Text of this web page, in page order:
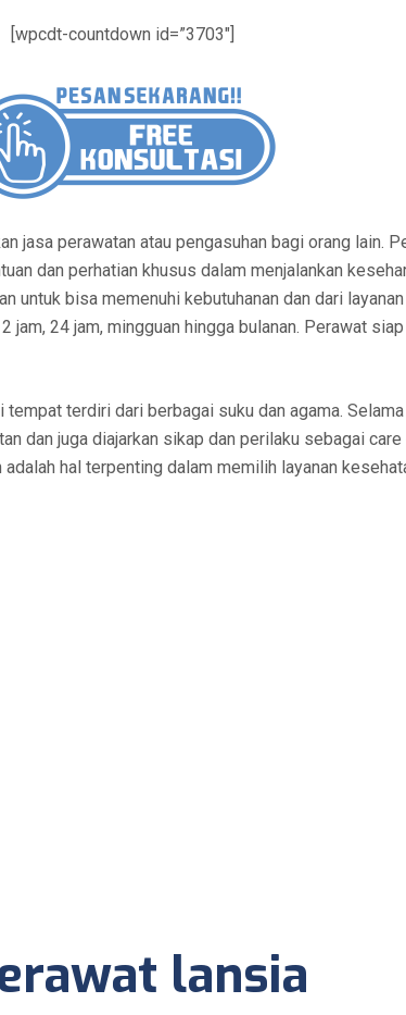
[wpcdt-countdown id=”3703″]
jasa perawatan atau pengasuhan bagi orang lain.
dan perhatian khusus dalam menjalankan
untuk bisa memenuhi kebutuhanan dan dari
jam, 24 jam, mingguan hingga bulanan. Perawat
terdiri dari berbagai suku dan agama.
dan juga diajarkan sikap dan perilaku sebagai
hal terpenting dalam memilih layanan
lansia